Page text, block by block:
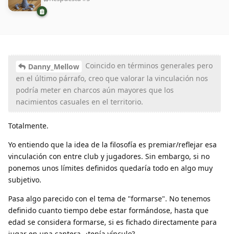
Danny_Mellow
Coincido en términos generales pero
en el último párrafo, creo que valorar la vinculación nos
podría meter en charcos aún mayores que los
nacimientos casuales en el territorio.
Totalmente.
Yo entiendo que la idea de la filosofía es premiar/reflejar esa
vinculación con entre club y jugadores. Sin embargo, si no
ponemos unos límites definidos quedaría todo en algo muy
subjetivo.
Pasa algo parecido con el tema de "formarse". No tenemos
definido cuanto tiempo debe estar formándose, hasta que
edad se considera formarse, si es fichado directamente para